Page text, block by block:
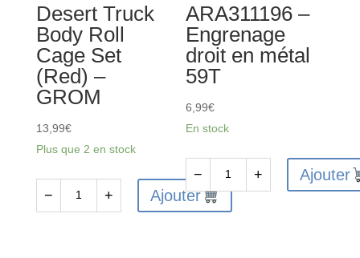
Desert Truck
Body Roll
Cage Set
(Red) –
GROM
13,99€
Plus que 2 en stock
− + Ajouter
ARA311196 –
Engrenage
droit en métal
59T
6,99€
En stock
de
− + Ajouter